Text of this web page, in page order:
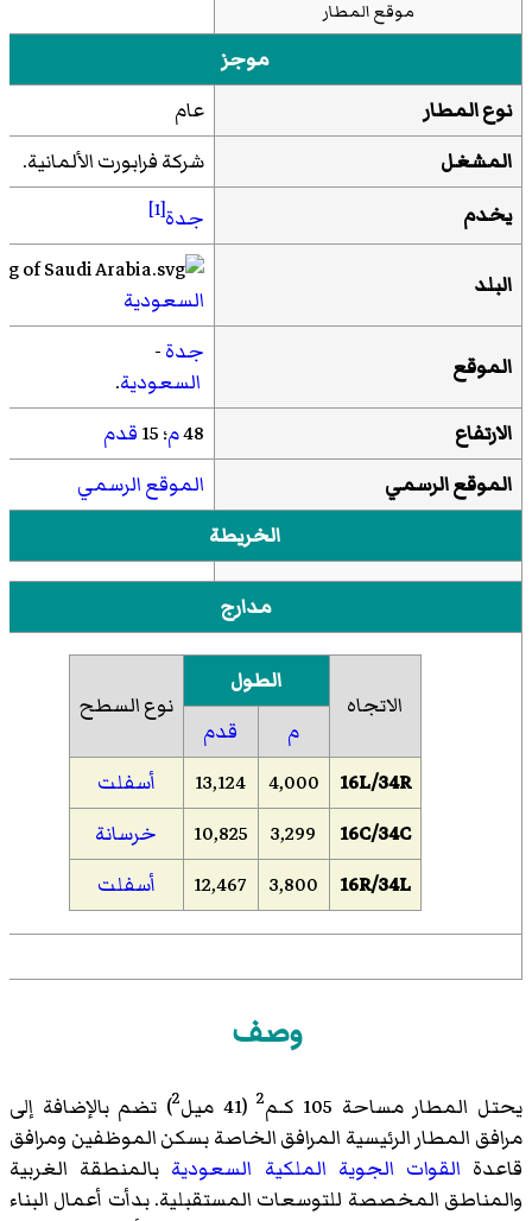
موقع المطار
موجز
نوع المطار
عام
المشغل
شركة فرابورت الألمانية.
يخدم
جدة[1]
البلد السعودية
الموقع جدة-
السعودية.
الارتفاع
48م؛ 15
قدم
الموقع الرسمي
الموقع الرسمي
الخريطة
مدارج
الاتجاه
الطول
نوع السطح
م
قدم
16L/34R
4,000
13,124
أسفلت
16C/34C
3,299
10,825
خرسانة
16R/34L
3,800
12,467 أسفلت
وصف
يحتل المطار مساحة 105 كـم 2(41 ميل 2) تضم بالإضافة إلى
مرافق المطار الرئيسية المرافق الخاصة بسكن الموظفين ومرافق
قاعدة القوات الجوية الملكية السعودية بالمنطقة الغربية
والمناطق المخصصة للتوسعات المستقبلية. بدأت أعمال البناء